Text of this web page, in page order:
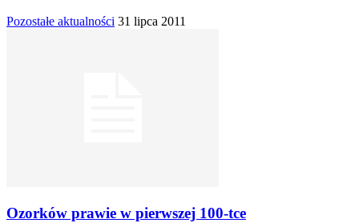
Pozostałe aktualności 31 lipca 2011
Ozorków prawie w pierwszej 100-tce